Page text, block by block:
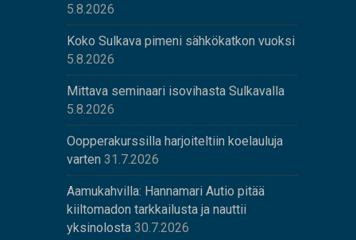
5.8.2026
Koko Sulkava pimeni sähkökatkon vuoksi
5.8.2026
Mittava seminaari isovihasta Sulkavalla
5.8.2026
Oopperakurssilla harjoiteltiin koelauluja
varten 31.7.2026
Aamukahvilla: Hannamari Autio pitää
kiiltomadon tarkkailusta ja nauttii
yksinolosta 30.7.2026